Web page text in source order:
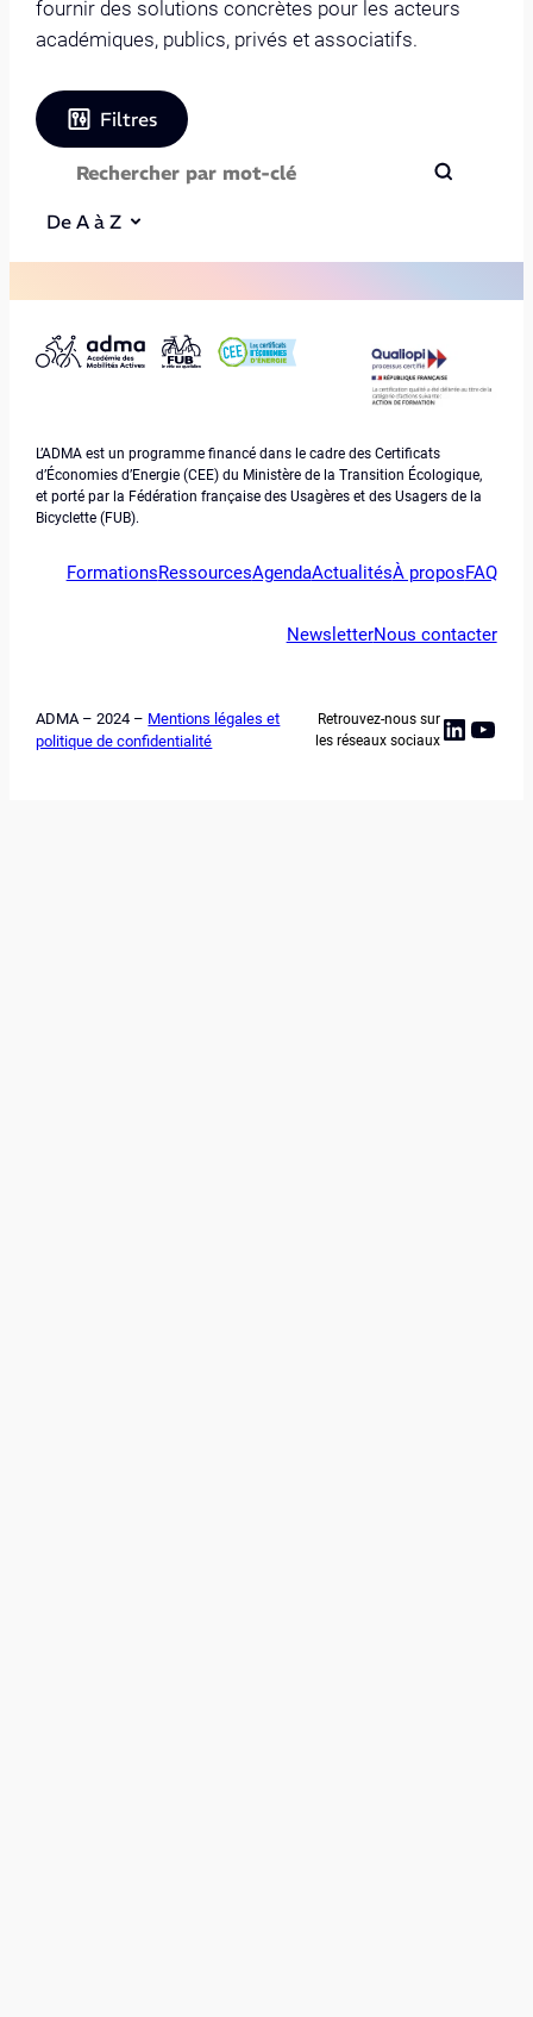
fournir des solutions concrètes pour les acteurs
académiques, publics, privés et associatifs.
Filtres
De A à Z
L’ADMA est un programme financé dans le cadre des Certificats
d’Économies d’Energie (CEE) du Ministère de la Transition Écologique,
et porté par la Fédération française des Usagères et des Usagers de la
Bicyclette (FUB).
FormationsRessourcesAgendaActualitésÀ proposFAQ
NewsletterNous contacter
ADMA – 2024 – Mentions légales et
politique de confidentialité
Retrouvez-nous sur
les réseaux sociaux